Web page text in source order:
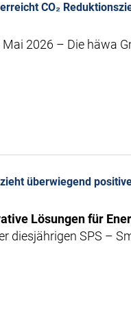
CO₂
Mai 2026 – Die häwa
überwiegend
Lösungen für
diesjährigen SPS –